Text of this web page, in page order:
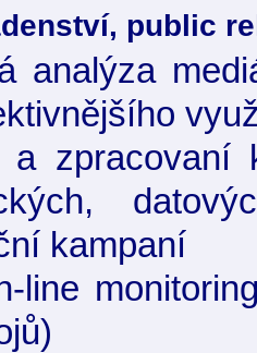
public
analýza
a zpracovaní
kampaní
line